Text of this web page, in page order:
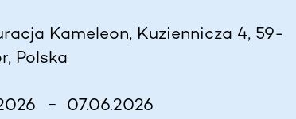
Kameleon, Kuziennicza 4, 59-
Polska
– 07.06.2026